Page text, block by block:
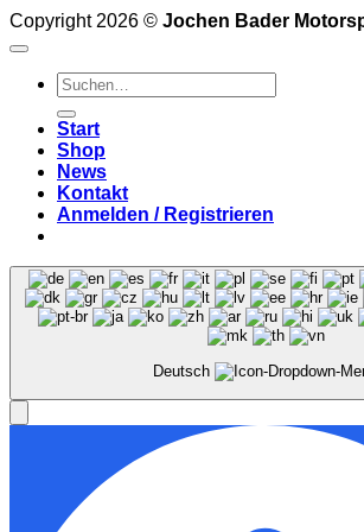
Copyright 2026 © Jochen Bader
Suchen
nach:
Start
Shop
News
Kontakt
Anmelden / Registrieren
Deutsch